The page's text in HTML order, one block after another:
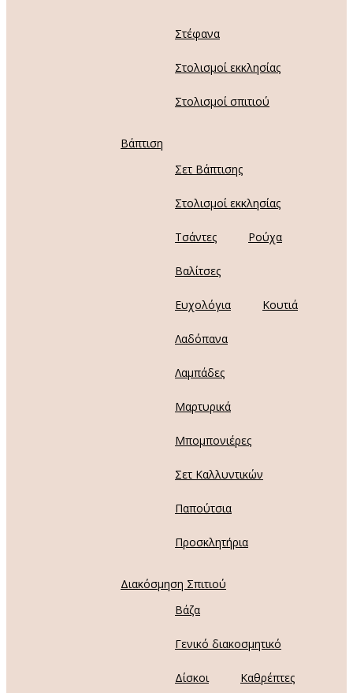
Στέφανα
Στολισμοί εκκλησίας
Στολισμοί σπιτιού
Βάπτιση
Σετ Βάπτισης
Στολισμοί εκκλησίας
Τσάντες Ρούχα
Βαλίτσες
Ευχολόγια Κουτιά
Λαδόπανα
Λαμπάδες
Μαρτυρικά
Μπομπονιέρες
Σετ Καλλυντικών
Παπούτσια
Προσκλητήρια
Διακόσμηση Σπιτιού
Βάζα
Γενικό διακοσμητικό
Δίσκοι Καθρέπτες